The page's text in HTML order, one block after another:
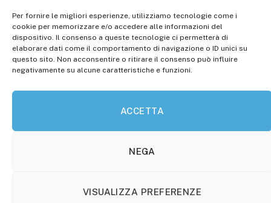
Per fornire le migliori esperienze, utilizziamo tecnologie come i
cookie per memorizzare e/o accedere alle informazioni del
dispositivo. Il consenso a queste tecnologie ci permetterà di
elaborare dati come il comportamento di navigazione o ID unici su
questo sito. Non acconsentire o ritirare il consenso può influire
negativamente su alcune caratteristiche e funzioni.
ACCETTA
NEGA
VISUALIZZA PREFERENZE
Registr. presso il Tribunale di Campobasso: 3/2013 del
14.11.2013, Cron. 1254
Roc: iscrizione n° 25549 (Prot. 1138/com/15 del
30.04.2015)
P.Iva: 01707150700